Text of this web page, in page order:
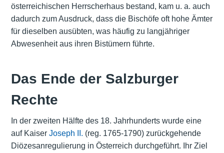
österreichischen Herrscherhaus bestand, kam u. a. auch
dadurch zum Ausdruck, dass die Bischöfe oft hohe Ämter
für dieselben ausübten, was häufig zu langjähriger
Abwesenheit aus ihren Bistümern führte.
Das Ende der Salzburger
Rechte
In der zweiten Hälfte des 18. Jahrhunderts wurde eine
auf Kaiser Joseph II. (reg. 1765-1790) zurückgehende
Diözesanregulierung in Österreich durchgeführt. Ihr Ziel